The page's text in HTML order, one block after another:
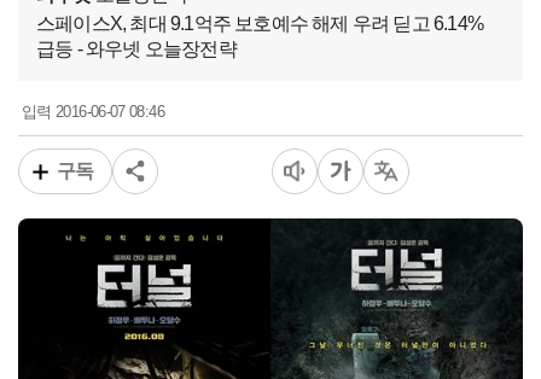
스페이스X, 최대 9.1억주 보호예수 해제 우려 딛고 6.14%
급등 - 와우넷 오늘장전략
입력2016-06-07 08:46
구독